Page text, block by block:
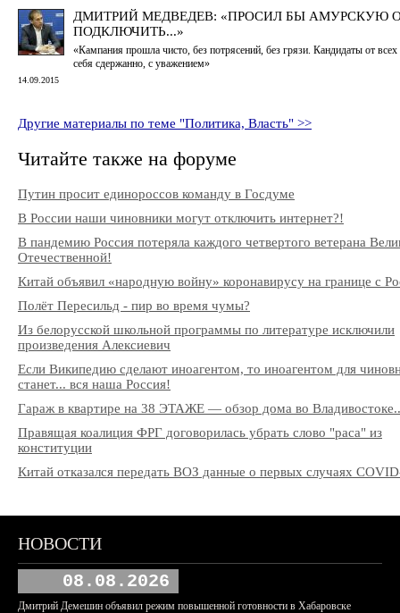
ДМИТРИЙ МЕДВЕДЕВ: «ПРОСИЛ БЫ АМУРСКУЮ
ПОДКЛЮЧИТЬ...»
«Кампания прошла чисто, без потрясений, без грязи. Кандидаты от всех
себя сдержанно, с уважением»
14.09.2015
Другие материалы по теме "Политика, Власть" >>
Читайте также на форуме
Путин просит единороссов команду в Госдуме
В России наши чиновники могут отключить интернет?!
В пандемию Россия потеряла каждого четвертого ветерана
Отечественной!
Китай объявил «народную войну» коронавирусу на границе с
Полёт Пересильд - пир во время чумы?
Из белорусской школьной программы по литературе исключили
произведения Алексиевич
Если Википедию сделают иноагентом, то иноагентом для
станет... вся наша Россия!
Гараж в квартире на 38 ЭТАЖЕ — обзор дома во
Правящая коалиция ФРГ договорилась убрать слово "раса" из
конституции
Китай отказался передать ВОЗ данные о первых случаях
НОВОСТИ
08.08.2026
Дмитрий Демешин объявил режим повышенной готовности в Хабаровске